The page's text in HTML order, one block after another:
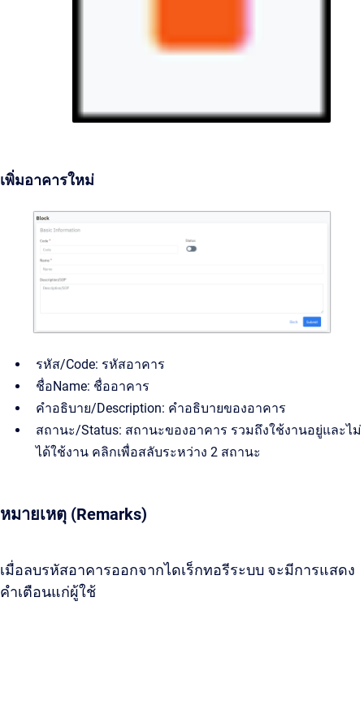
เพิ่มอาคารใหม่
รหัส/Code: รหัสอาคาร
ชื่อName: ชื่ออาคาร
คำอธิบาย/Description: คำอธิบายของอาคาร
สถานะ/Status: สถานะของอาคาร รวมถึงใช้งานอยู่และไม่
ได้ใช้งาน คลิกเพื่อสลับระหว่าง 2 สถานะ
หมายเหตุ (Remarks)
เมื่อลบรหัสอาคารออกจากไดเร็กทอรีระบบ จะมีการแสดง
คำเตือนแก่ผู้ใช้